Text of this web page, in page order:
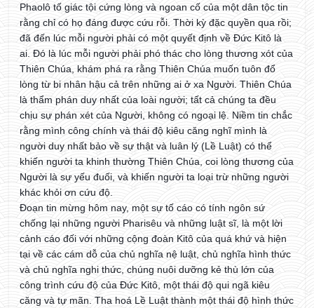
Phaolô tố giác tội cứng lòng và ngoan cố của một dân tộc tin
rằng chỉ có họ đáng được cứu rỗi. Thời kỳ đặc quyền qua rồi;
đã đến lúc mỗi người phải có một quyết định về Đức Kitô là
ai. Đó là lúc mỗi người phải phó thác cho lòng thương xót của
Thiên Chúa, khám phá ra rằng Thiên Chúa muốn tuôn đổ
lòng từ bi nhân hậu cả trên những ai ở xa Người. Thiên Chúa
là thẩm phán duy nhất của loài người; tất cả chúng ta đều
chịu sự phán xét của Người, không có ngoại lệ. Niềm tin chắc
rằng mình công chính và thái độ kiêu căng nghĩ mình là
người duy nhất bảo về sự thật và luân lý (Lề Luật) có thể
khiến người ta khinh thường Thiên Chúa, coi lòng thương của
Người là sự yếu đuối, và khiến người ta loại trừ những người
khác khỏi ơn cứu độ.
Đoạn tin mừng hôm nay, một sự tố cáo có tính ngôn sứ
chống lại những người Pharisêu và những luật sĩ, là một lời
cảnh cáo đối với những cộng đoàn Kitô của quá khứ và hiện
tại về các cám dỗ của chủ nghĩa nệ luật, chủ nghĩa hình thức
và chủ nghĩa nghi thức, chúng nuôi dưỡng kẻ thù lớn của
công trình cứu độ của Đức Kitô, một thái độ qui ngã kiêu
căng và tự mãn. Tha hoá Lề Luật thành một thái độ hình thức